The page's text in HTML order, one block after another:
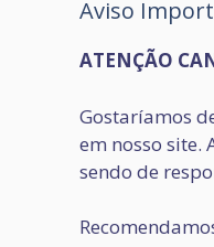
Aviso
ATENÇÃO
Gostaríamos
em nosso site.
sendo de